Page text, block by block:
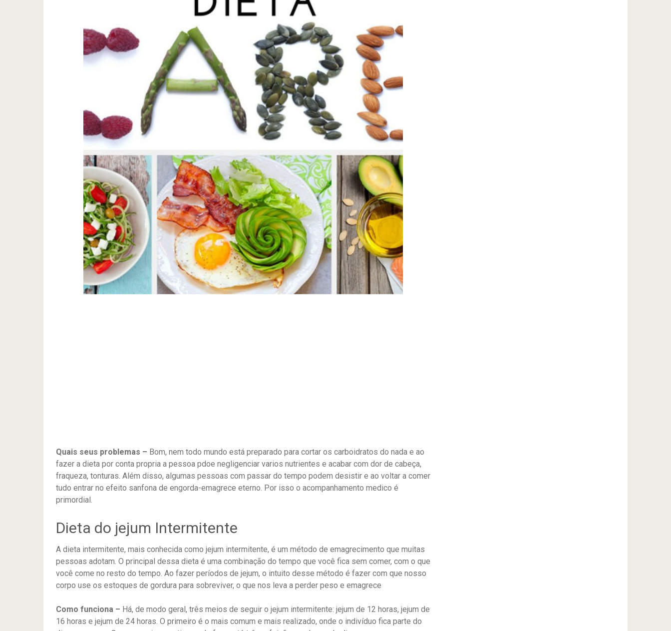
Quais seus problemas – Bom, nem todo mundo está preparado para cortar os carboidratos do nada e ao
fazer a dieta por conta propria a pessoa pdoe negligenciar varios nutrientes e acabar com dor de cabeça,
fraqueza, tonturas. Além disso, algumas pessoas com passar do tempo podem desistir e ao voltar a comer
tudo entrar no efeito sanfona de engorda-emagrece eterno. Por isso o acompanhamento medico é
primordial.
Dieta do jejum Intermitente
A dieta intermitente, mais conhecida como jejum intermitente, é um método de emagrecimento que muitas
pessoas adotam. O principal dessa dieta é uma combinação do tempo que você fica sem comer, com o que
você come no resto do tempo. Ao fazer períodos de jejum, o intuito desse método é fazer com que nosso
corpo use os estoques de gordura para sobreviver, o que nos leva a perder peso e emagrece
Como funciona – Há, de modo geral, três meios de seguir o jejum intermitente: jejum de 12 horas, jejum de
16 horas e jejum de 24 horas. O primeiro é o mais comum e mais realizado, onde o indivíduo fica parte do